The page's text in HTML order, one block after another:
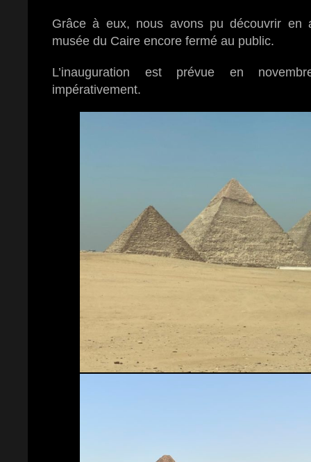
Grâce à eux, nous avons pu découvrir en
musée du Caire encore fermé au public.
L’inauguration est prévue en
impérativement.